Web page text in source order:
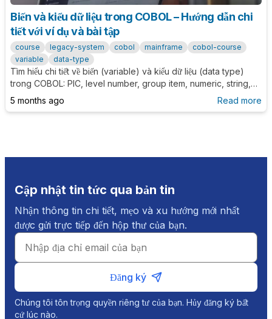
Biến và kiểu dữ liệu trong COBOL – Hướng dẫn chi
tiết với ví dụ và bài tập
course legacy-system cobol mainframe
cobol-course
variable
data-type
Tìm hiểu chi tiết về biến (variable) và kiểu dữ liệu (data type)
trong COBOL: PIC, level number, group item, numeric, string,
COMP-3, ví dụ thực tế và bài tập cho developer mới bắt đầu.
5 months ago Read more
Cập nhật tin tức qua bản tin
Nhận thông tin chi tiết, mẹo và xu hướng mới nhất
được gửi trực tiếp đến hộp thư của bạn.
Đăng ký
Chúng tôi tôn trọng quyền riêng tư của bạn. Hủy đăng ký bất
cứ lúc nào.